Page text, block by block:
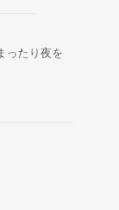
ったり夜を